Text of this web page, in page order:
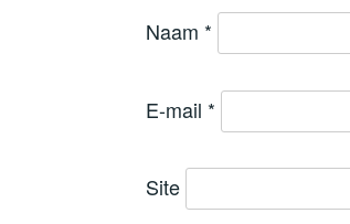
Naam *
E-mail *
Site